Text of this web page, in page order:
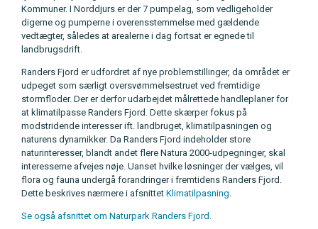
Kommuner. I Norddjurs er der 7 pumpelag, som vedligeholder
digerne og pumperne i overensstemmelse med gældende
vedtægter, således at arealerne i dag fortsat er egnede til
landbrugsdrift.
Randers Fjord er udfordret af nye problemstillinger, da området er
udpeget som særligt oversvømmelsestruet ved fremtidige
stormfloder. Der er derfor udarbejdet målrettede handleplaner for
at klimatilpasse Randers Fjord. Dette skærper fokus på
modstridende interesser ift. landbruget, klimatilpasningen og
naturens dynamikker. Da Randers Fjord indeholder store
naturinteresser, blandt andet flere Natura 2000-udpegninger, skal
interesserne afvejes nøje. Uanset hvilke løsninger der vælges, vil
flora og fauna undergå forandringer i fremtidens Randers Fjord.
Dette beskrives nærmere i afsnittet Klimatilpasning.
Se også afsnittet om Naturpark Randers Fjord.